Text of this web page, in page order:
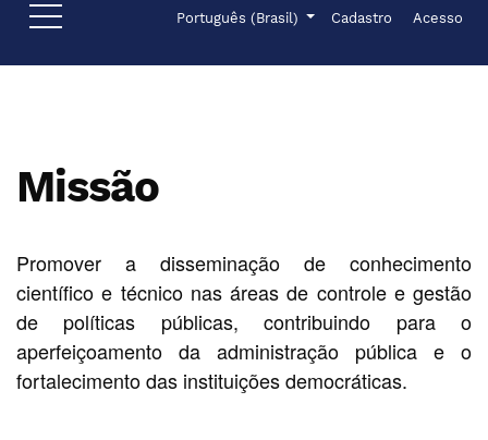
Ir para o menu de navegação principal
Ir para o conteúdo principal
Ir para o rodapé Idioma
Português (Brasil)
Menu de Cadastro Acesso
Missão
Promover a disseminação de conhecimento
científico e técnico nas áreas de controle e gestão
de políticas públicas, contribuindo para o
aperfeiçoamento da administração pública e o
fortalecimento das instituições democráticas.